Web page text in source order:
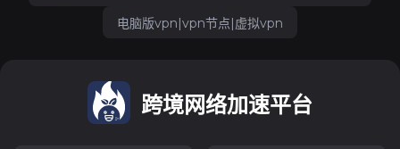
电脑版vpn|vpn节点|虚拟vpn
跨境网络加速平台